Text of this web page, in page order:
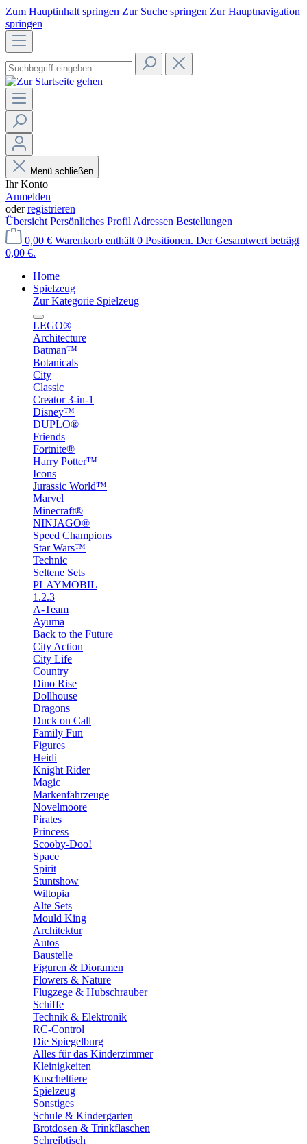
Zum Hauptinhalt springen Zur Suche springen Zur Hauptnavigation
springen
Menü schließen
Ihr Konto
Anmelden
oderregistrieren
Übersicht Persönliches Profil Adressen Bestellungen
0,00 € Warenkorb enthält 0 Positionen. Der Gesamtwert beträgt
0,00 €.
Home
Spielzeug
Zur Kategorie Spielzeug
LEGO®
Architecture
Batman™
Botanicals
City
Classic
Creator 3-in-1
Disney™
DUPLO®
Friends
Fortnite®
Harry Potter™
Icons
Jurassic World™
Marvel
Minecraft®
NINJAGO®
Speed Champions
Star Wars™
Technic
Seltene Sets
PLAYMOBIL
1.2.3
A-Team
Ayuma
Back to the Future
City Action
City Life
Country
Dino Rise
Dollhouse
Dragons
Duck on Call
Family Fun
Figures
Heidi
Knight Rider
Magic
Markenfahrzeuge
Novelmoore
Pirates
Princess
Scooby-Doo!
Space
Spirit
Stuntshow
Wiltopia
Alte Sets
Mould King
Architektur
Autos
Baustelle
Figuren & Dioramen
Flowers & Nature
Flugzege & Hubschrauber
Schiffe
Technik & Elektronik
RC-Control
Die Spiegelburg
Alles für das Kinderzimmer
Kleinigkeiten
Kuscheltiere
Spielzeug
Sonstiges
Schule & Kindergarten
Brotdosen & Trinkflaschen
Schreibtisch